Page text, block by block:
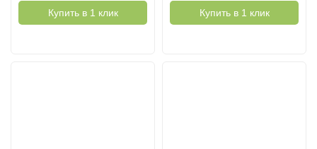
Купить в 1 клик Купить в 1 клик